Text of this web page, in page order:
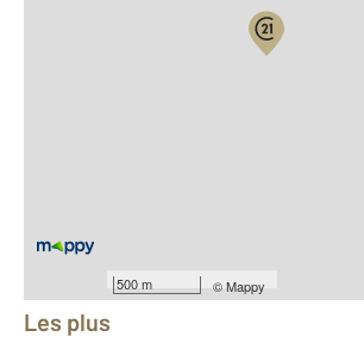
500 m ©Mappy
Équipements
Les plus